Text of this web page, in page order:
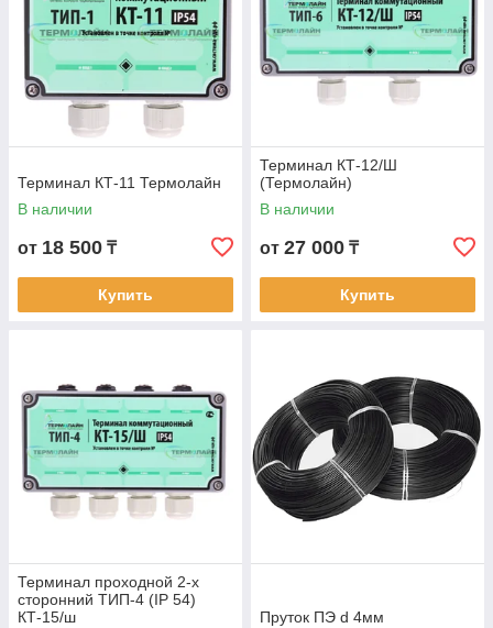
Терминал КТ-11 Термолайн
В наличии
от 18 500 ₸
Купить
Терминал КТ-12/Ш
(Термолайн)
В наличии
от 27 000 ₸
Купить
Терминал проходной 2-х
сторонний ТИП-4 (IP 54)
КТ-15/ш
Пруток ПЭ d 4мм